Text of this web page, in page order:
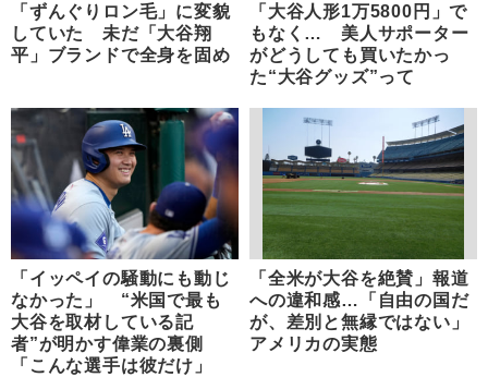
「ずんぐりロン毛」に変貌
していた 未だ「大谷翔
平」ブランドで全身を固め
「大谷人形1万5800円」で
もなく… 美人サポーター
がどうしても買いたかっ
た“大谷グッズ”って
「イッペイの騒動にも動じ
なかった」 “米国で最も
大谷を取材している記
者”が明かす偉業の裏側
「こんな選手は彼だけ」
「全米が大谷を絶賛」報道
への違和感…「自由の国だ
が、差別と無縁ではない」
アメリカの実態